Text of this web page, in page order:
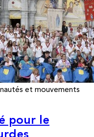
et mouvements
pour le